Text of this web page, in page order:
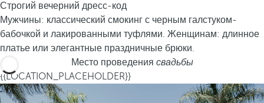
Строгий вечерний дресс-код
Мужчины: классический смокинг с черным галстуком-
бабочкой и лакированными туфлями. Женщинам: длинное
платье или элегантные праздничные брюки.
Место проведения свадьбы
{{LOCATION_PLACEHOLDER}}